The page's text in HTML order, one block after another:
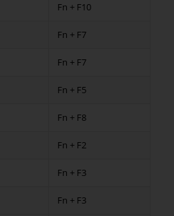
Fn + F10
Fn + F7
Fn + F7
Fn + F5
Fn + F8
Fn + F2
Fn + F3
Fn + F3